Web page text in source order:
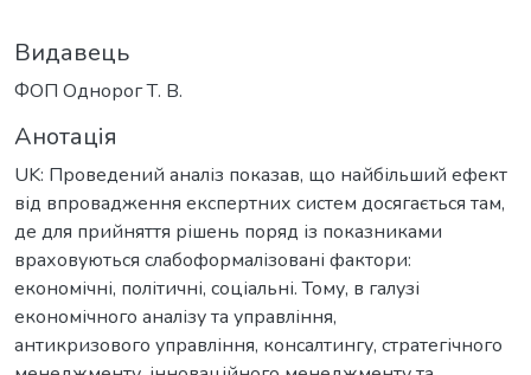
Видавець
ФОП Однорог Т. В.
Анотація
UK: Проведений аналіз показав, що найбільший ефект
від впровадження експертних систем досягається там,
де для прийняття рішень поряд із показниками
враховуються слабоформалізовані фактори:
економічні, політичні, соціальні. Тому, в галузі
економічного аналізу та управління,
антикризового управління, консалтингу, стратегічного